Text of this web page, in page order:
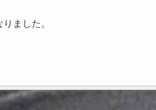
ました。